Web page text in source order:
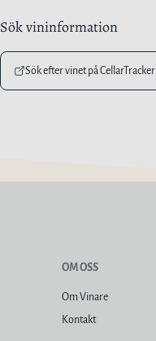
Sök vininformation
Sök efter vinet på CellarTracker
OM OSS
Om Vinare
Kontakt